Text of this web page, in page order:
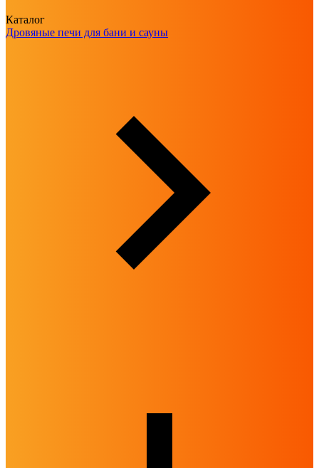
Каталог
Дровяные печи для бани и сауны